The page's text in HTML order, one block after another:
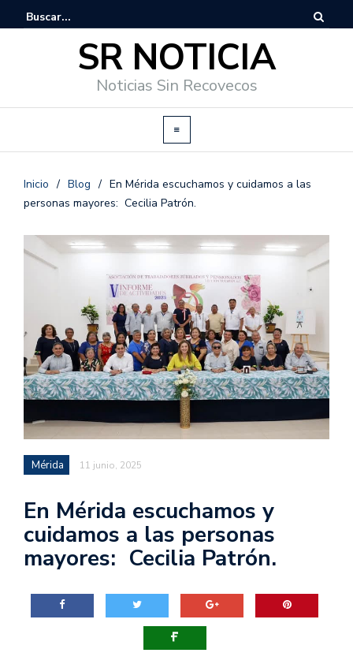
SR NOTICIA
Noticias Sin Recovecos
Inicio / Blog / En Mérida escuchamos y cuidamos a las
personas mayores: Cecilia Patrón.
Mérida 11 junio, 2025
En Mérida escuchamos y
cuidamos a las personas
mayores: Cecilia Patrón.